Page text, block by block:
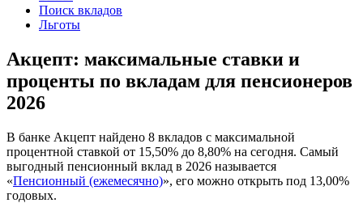
Поиск вкладов
Льготы
Акцепт: максимальные ставки и
проценты по вкладам для пенсионеров
2026
В банке Акцепт найдено 8 вкладов с максимальной
процентной ставкой от 15,50% до 8,80% на сегодня. Самый
выгодный пенсионный вклад в 2026 называется
«Пенсионный (ежемесячно)», его можно открыть под 13,00%
годовых.